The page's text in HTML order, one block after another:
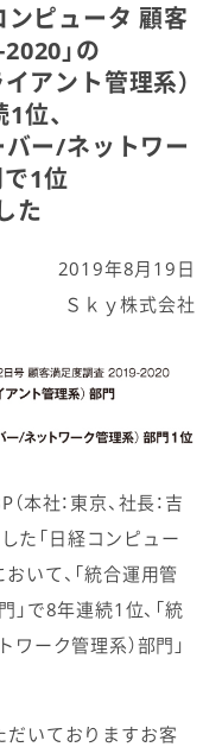
ンピュータ 顧客
」の
アント管理系）
位、
バー/ネットワー
で1位
た
2019年8月19日
Ｓｋｙ株式会社
本社：東京、社長：吉
た「日経コンピュー
いて、「統合運用管
」で8年連続1位、「統
ーク管理系）部門」
だいておりますお客